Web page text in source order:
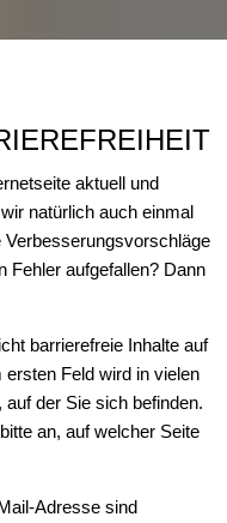
aktuell und
natürlich auch einmal
Fehler aufgefallen? Dann
barrierefreie Inhalte auf
Feld wird in vielen
der Sie sich befinden.
an, auf welcher Seite
Adresse sind